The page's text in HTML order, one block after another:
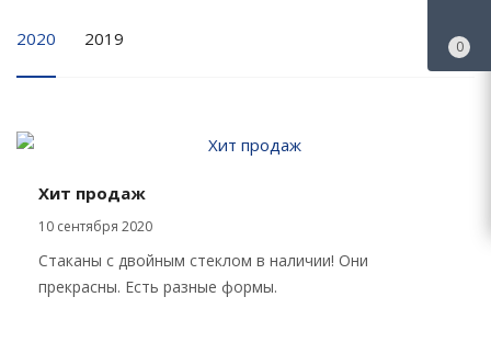
2020 2019
Хит продаж
10 сентября 2020
Стаканы с двойным стеклом в наличии! Они
прекрасны. Есть разные формы.
0